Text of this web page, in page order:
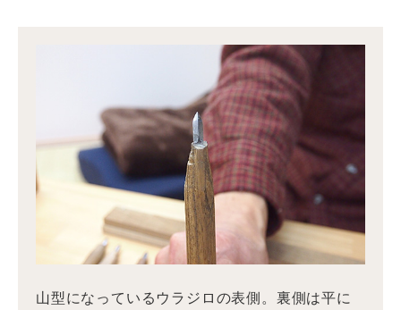
山型になっているウラジロの表側。裏側は平に